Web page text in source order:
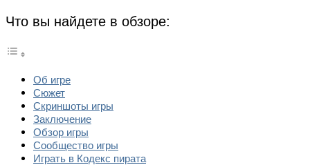
Что вы найдете в обзоре:
Об игре
Сюжет
Скриншоты игры
Заключение
Обзор игры
Сообщество игры
Играть в Кодекс пирата